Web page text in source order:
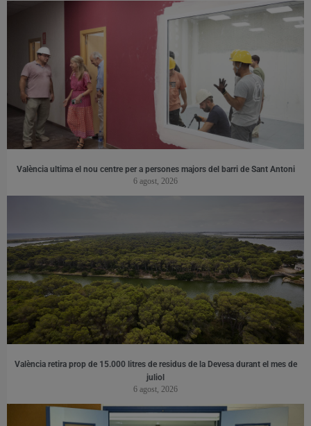
València ultima el nou centre per a persones majors del barri de Sant Antoni
6 agost, 2026
València retira prop de 15.000 litres de residus de la Devesa durant el mes de
juliol
6 agost, 2026